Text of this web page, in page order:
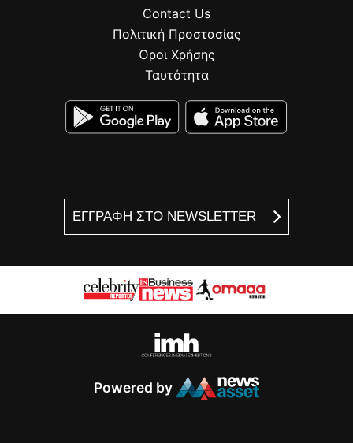
ΕΓΓΡΑΦΗ ΣΤΟ NEWSLETTER
Contact Us
Πολιτική Προστασίας
Όροι Χρήσης
Ταυτότητα
Powered by